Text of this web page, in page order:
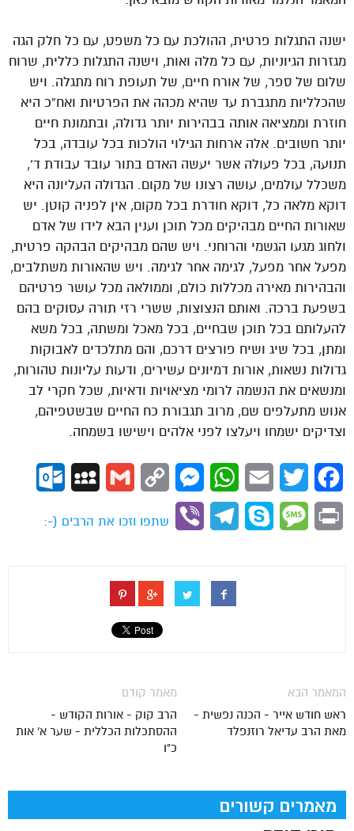
ישנה התגלות פרטית, ההולכת עם כל משפט, עם כל חלק הגה
מגזרות הגיוניות, עם כל מלה ואות, וישנה התגלות כללית, שרוח
שלום של ספר, של אורח חיים, של תעופת רוח מתגלה. ויש
שהכלליות מתגברת עד שהיא מכהה את הפרטיות ואח”כ היא
חוזרת וממציאה אותה בבהירות יותר גדולה, ובתמונת חיים
יותר חשובים. אלה ארחות הגילוי הולכות בכל עובדה, בכל
תנועה, בכל פעולה אשר יעשה האדם בתור עובד עבודת ד’,
משכלל עולמים, עושה רצונו של מקום. הגדולה העליונה היא
דוקא מלאה כל, דוקא חודרת בכל מקום, אין לפניה קוטן. יש
שאורות החיים מבהיקים מכל תוכן וענין הבא לידו של אדם
ולחוג מגעו הגשמי והרוחני. ויש שהם מבהיקים הבהקה פרטית,
מפעל אחר מפעל, לגימה אחר לגימה. ויש שהאורות משתלבים,
והבהירות מאירה מכללות כולם, וממולאה מכל עושר פרטיהם
בשפעת ברכה. ואותם הנצוצות, ששרי רזי תורה עסוקים בהם
להעלותם בכל תוכן שבחיים, בכל מאכל ומשתה, בכל משא
ומתן, בכל שיג ושיח פורצים דרכם, והם מתלכדים לאבוקות
גדולות נשאות, אורות דמיונים עשירים, ודעות עליונות טהורות,
ומנשאים את הנשמה לרומי מציאויות ודאיות, שכל חקרי לב
אנוש מתעלפים שם, מרוב תגבורת כח החיים שבשטפיהם,
וצדיקים ישמחו ויעלצו לפני אלהים וישישו בשמחה.
Facebook
Twitter
Email
WhatsApp
Messenger
Copy
Gmail
MySpace
Print
Message
Skype
Telegram
Viber
שתפו וזכו את הרבים (-:
מאמר קודם
הרב קוק - אורות הקודש -
ההסתכלות הכללית - שער א' אות
כ"ו
המאמר הבא
ראש חודש אייר - הכנה נפשית -
מאת הרב עדיאל רוזנפלד
מאמרים קשורים